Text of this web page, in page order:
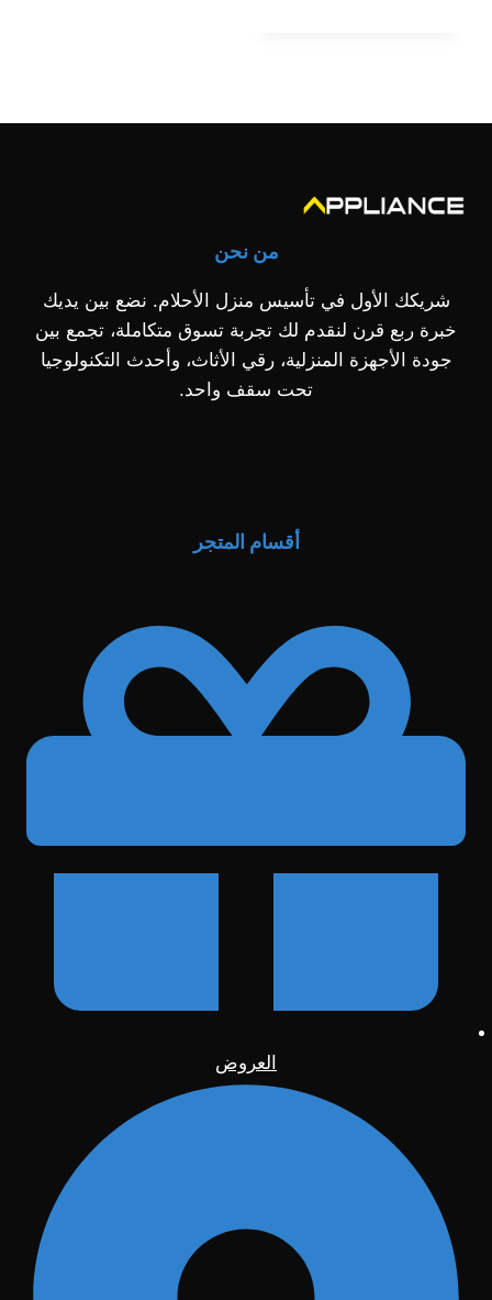
من نحن
شريكك الأول في تأسيس منزل الأحلام. نضع بين يديك
خبرة ربع قرن لنقدم لك تجربة تسوق متكاملة، تجمع بين
جودة الأجهزة المنزلية، رقي الأثاث، وأحدث التكنولوجيا
تحت سقف واحد.
أقسام المتجر
العروض